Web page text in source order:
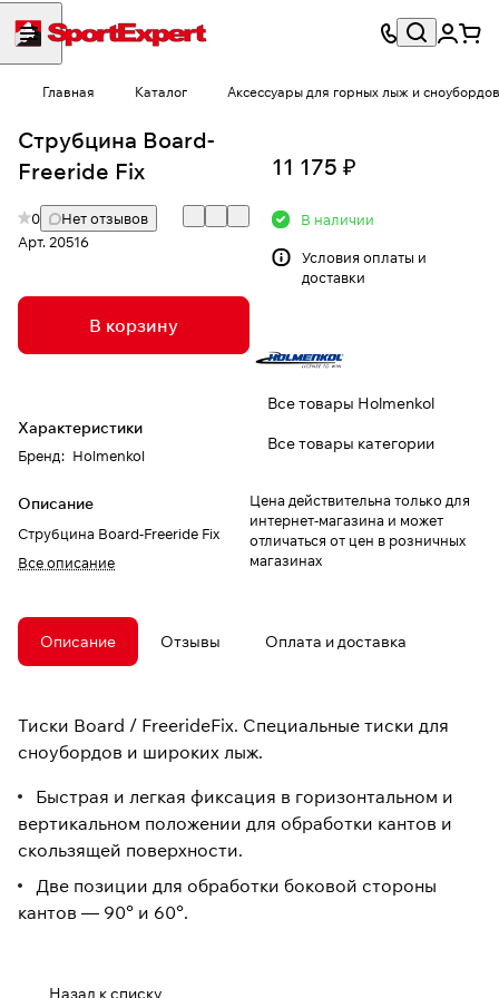
Главная Каталог Аксессуары для горных лыж и сноубордов
Струбцина Board-
Freeride Fix
0
Нет отзывов
Арт.20516
В корзину
Характеристики
Бренд: Holmenkol
Описание
Струбцина Board-Freeride Fix
Все описание
11 175 ₽
В наличии
Условия оплаты и
доставки
Все товары Holmenkol
Все товары категории
Цена действительна только для
интернет-магазина и может
отличаться от цен в розничных
магазинах
Описание Отзывы Оплата и доставка
Тиски Board / FreerideFix. Специальные тиски для
сноубордов и широких лыж.
Быстрая и легкая фиксация в горизонтальном и
вертикальном положении для обработки кантов и
скользящей поверхности.
Две позиции для обработки боковой стороны
кантов — 90° и 60°.
Назад к списку